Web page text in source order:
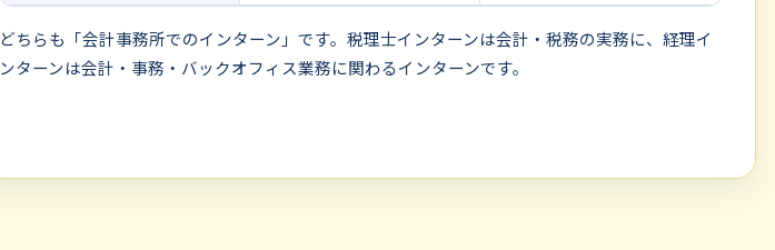
どちらも「会計事務所でのインターン」です。税理士インターンは会計・税務の実務に、経理イ
ンターンは会計・事務・バックオフィス業務に関わるインターンです。